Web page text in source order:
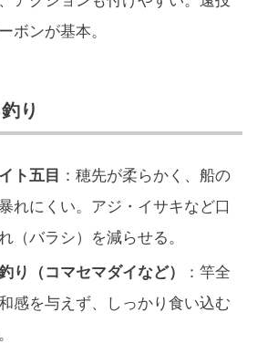
ボンが基本。
り
ト五目 ：穂先が柔らかく、船の
れにくい。アジ・イサキなど口
（バラシ）を減らせる。
り（コマセマダイなど）
：竿全
感を与えず、しっかり食い込む